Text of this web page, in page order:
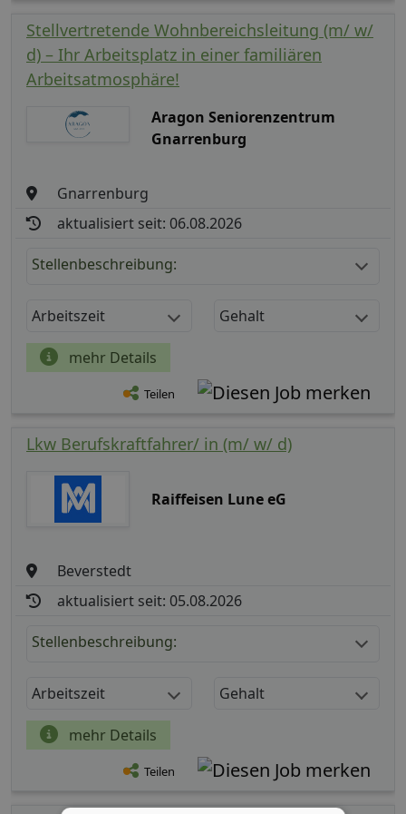
Stellvertretende Wohnbereichsleitung (m/ w/
d) – Ihr Arbeitsplatz in einer familiären
Arbeitsatmosphäre!
Aragon Seniorenzentrum
Gnarrenburg
Gnarrenburg
aktualisiert seit: 06.08.2026
Stellenbeschreibung:
Arbeitszeit Gehalt
mehr Details
Teilen
Lkw Berufskraftfahrer/ in (m/ w/ d)
Raiffeisen Lune eG
Beverstedt
aktualisiert seit: 05.08.2026
Stellenbeschreibung:
Arbeitszeit Gehalt
mehr Details
Teilen